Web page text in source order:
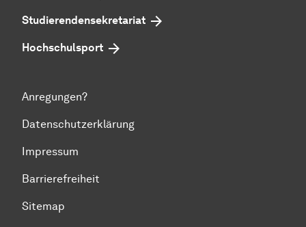
Studierendensekretariat
Hochschulsport
Anregungen?
Datenschutzerklärung
Impressum
Barrierefreiheit
Sitemap